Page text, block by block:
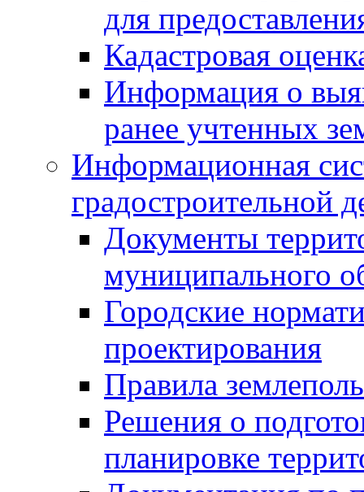
для
Кадастровая
Информация о
ранее учтенных
Информационная
градостроительной
Документы
муниципального
Городские
проектирования
Правила
Решения о
планировке